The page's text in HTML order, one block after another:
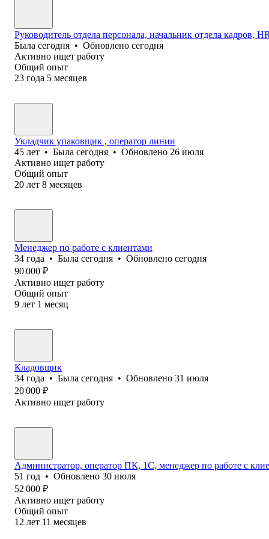
Руководитель отдела персонала, начальник отдела кадров,
Была сегодня • Обновлено сегодня
Активно ищет работу
Общий опыт
23 года 5 месяцев
Укладчик упаковщик , оператор линии
45 лет • Была сегодня • Обновлено 26 июля
Активно ищет работу
Общий опыт
20 лет 8 месяцев
Менеджер по работе с клиентами
34 года • Была сегодня • Обновлено сегодня
90 000 ₽
Активно ищет работу
Общий опыт
9 лет 1 месяц
Кладовщик
34 года • Была сегодня • Обновлено 31 июля
20 000 ₽
Активно ищет работу
Администратор, оператор ПК, 1С, менеджер по работе с
51 год • Обновлено 30 июля
52 000 ₽
Активно ищет работу
Общий опыт
12 лет 11 месяцев